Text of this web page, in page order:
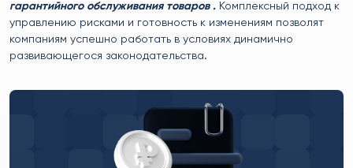
гарантийного обслуживания товаров . Комплексный подход к
управлению рисками и готовность к изменениям позволят
компаниям успешно работать в условиях динамично
развивающегося законодательства.